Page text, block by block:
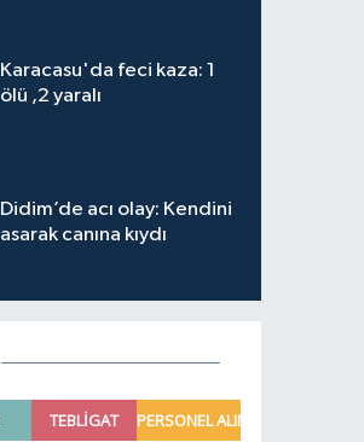
Karacasu'da feci kaza: 1
ölü ,2 yaralı
Didim’de acı olay: Kendini
asarak canına kıydı